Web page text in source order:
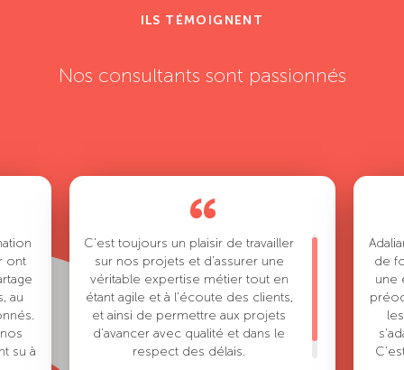
ILS TÉMOIGNENT
Nos consultants sont passionnés
ont
au
su à
“
C’est toujours un plaisir de travailler
sur nos projets et d’assurer une
véritable expertise métier tout en
étant agile et à l’écoute des clients,
et ainsi de permettre aux projets
d’avancer avec qualité et dans le
respect des délais.
de
une